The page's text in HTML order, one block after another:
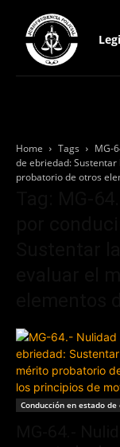
Home Tags
MG-
de ebriedad:
probatorio de otros
Conducción en estado